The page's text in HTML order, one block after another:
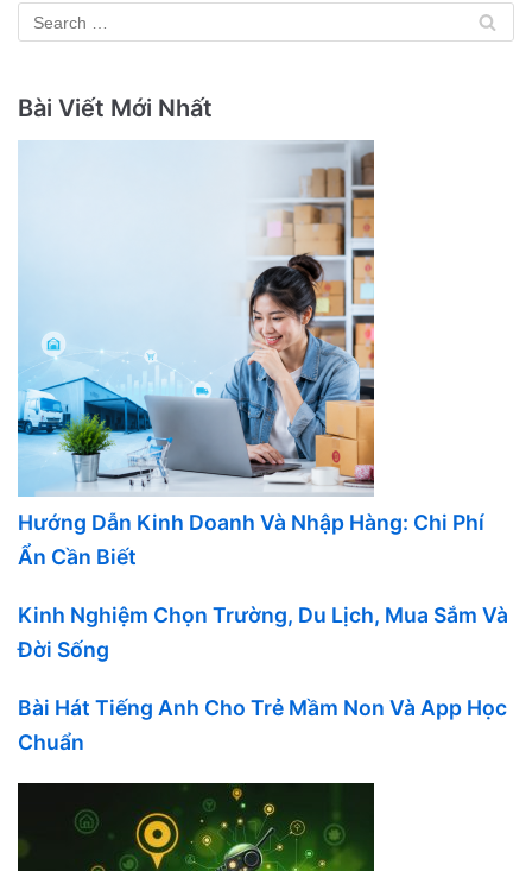
Bài Viết Mới Nhất
Hướng Dẫn Kinh Doanh Và Nhập Hàng: Chi Phí
Ẩn Cần Biết
Kinh Nghiệm Chọn Trường, Du Lịch, Mua Sắm Và
Đời Sống
Bài Hát Tiếng Anh Cho Trẻ Mầm Non Và App Học
Chuẩn